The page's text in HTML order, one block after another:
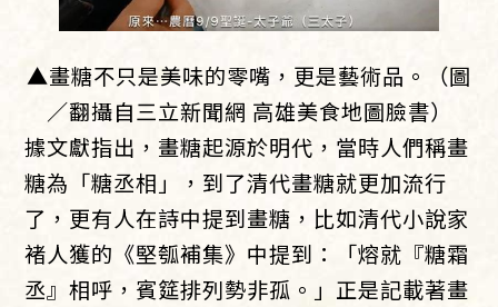
▲畫糖不只是美味的零嘴，更是藝術品。（圖
／翻攝自三立新聞網 高雄美食地圖臉書）
據文獻指出，畫糖起源於明代，當時人們稱畫
糖為「糖丞相」，到了清代畫糖就更加流行
了，更有人在詩中提到畫糖，比如清代小說家
褚人獲的《堅瓠補集》中提到：「熔就『糖霜
丞』相呼，賓筵排列勢非孤。」正是記載著畫